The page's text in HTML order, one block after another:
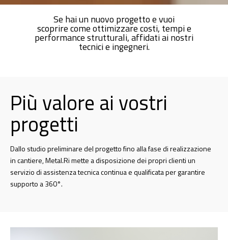
Se hai un nuovo progetto e vuoi
scoprire come ottimizzare costi, tempi e
performance strutturali, affidati ai nostri
tecnici e ingegneri.
Più valore ai vostri
progetti
Dallo studio preliminare del progetto fino alla fase di realizzazione
in cantiere, Metal.Ri mette a disposizione dei propri clienti un
servizio di assistenza tecnica continua e qualificata per garantire
supporto a 360°.